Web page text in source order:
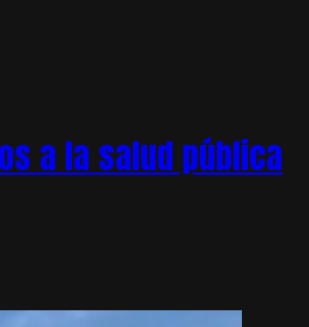
a la salud pública